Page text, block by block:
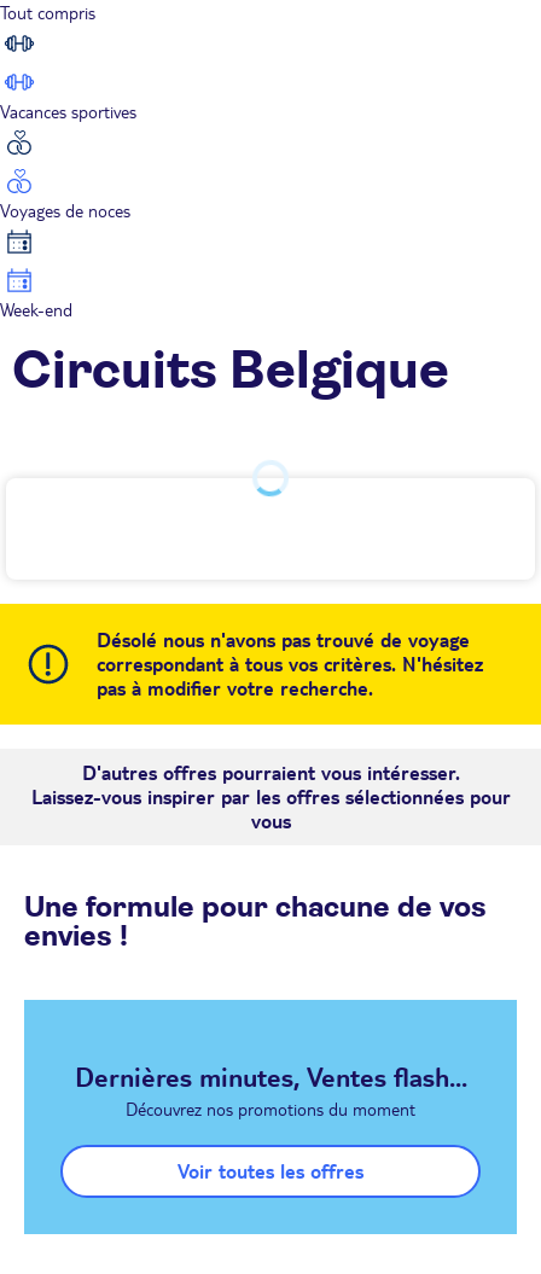
Tout compris
Vacances sportives
Voyages de noces
Week-end
Circuits Belgique
Désolé nous n'avons pas trouvé de voyage
correspondant à tous vos critères. N'hésitez
pas à modifier votre recherche.
D'autres offres pourraient vous intéresser.
Laissez-vous inspirer par les offres sélectionnées pour
vous
Une formule pour chacune de vos
envies !
Dernières minutes, Ventes flash...
Découvrez nos promotions du moment
Voir toutes les offres